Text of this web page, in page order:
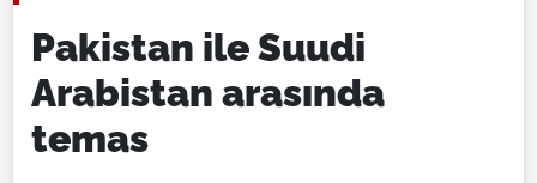
Pakistan ile Suudi
Arabistan arasında
temas